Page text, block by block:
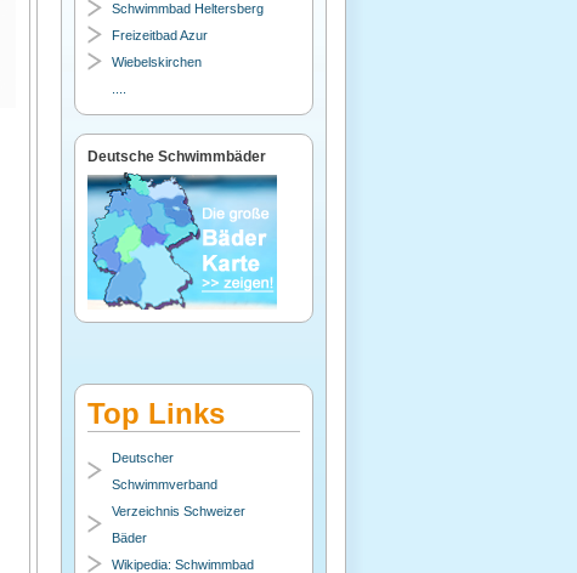
Schwimmbad Heltersberg
Freizeitbad Azur
Wiebelskirchen
Deutsche Schwimmbäder
Top Links
Deutscher
Schwimmverband
Verzeichnis Schweizer
Bäder
Wikipedia: Schwimmbad